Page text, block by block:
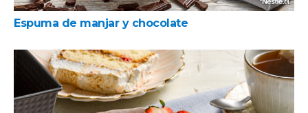
Espuma de manjar y chocolate